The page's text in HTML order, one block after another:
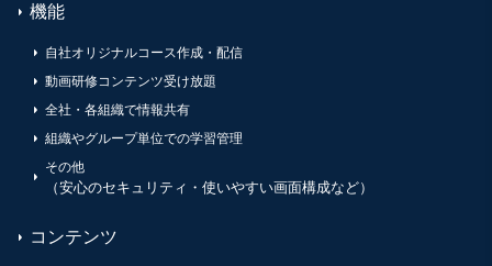
機能
自社オリジナルコース作成・配信
動画研修コンテンツ受け放題
全社・各組織で情報共有
組織やグループ単位での学習管理
その他
（安心のセキュリティ・使いやすい画面構成など）
コンテンツ